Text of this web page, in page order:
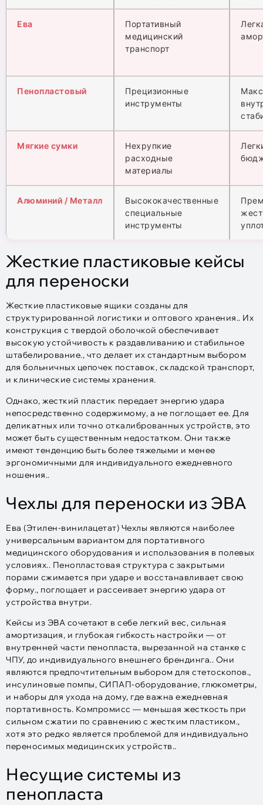
Ева
Портативный
медицинский
транспорт
Пенопластовый
Прецизионные
инструменты
Мягкие сумки
Нехрупкие
расходные
материалы
Алюминий / Металл
Высококачественные
специальные
инструменты
Жесткие пластиковые кейсы
для переноски
Жесткие пластиковые ящики созданы для
структурированной логистики и оптового хранения.. Их
конструкция с твердой оболочкой обеспечивает
высокую устойчивость к раздавливанию и стабильное
штабелирование., что делает их стандартным выбором
для больничных цепочек поставок, складской транспорт,
и клинические системы хранения.
Однако, жесткий пластик передает энергию удара
непосредственно содержимому, а не поглощает ее. Для
деликатных или точно откалиброванных устройств, это
может быть существенным недостатком. Они также
имеют тенденцию быть более тяжелыми и менее
эргономичными для индивидуального ежедневного
ношения..
Чехлы для переноски из ЭВА
Ева (Этилен-винилацетат) Чехлы являются наиболее
универсальным вариантом для портативного
медицинского оборудования и использования в полевых
условиях.. Пенопластовая структура с закрытыми
порами сжимается при ударе и восстанавливает свою
форму., поглощает и рассеивает энергию удара от
устройства внутри.
Кейсы из ЭВА сочетают в себе легкий вес, сильная
амортизация, и глубокая гибкость настройки — от
внутренней части пенопласта, вырезанной на станке с
ЧПУ, до индивидуального внешнего брендинга.. Они
являются предпочтительным выбором для стетоскопов.,
инсулиновые помпы, СИПАП-оборудование, глюкометры,
и наборы для ухода на дому, где важна ежедневная
портативность. Компромисс — меньшая жесткость при
сильном сжатии по сравнению с жестким пластиком.,
хотя это редко является проблемой для индивидуально
переносимых медицинских устройств..
Несущие системы из
пенопласта